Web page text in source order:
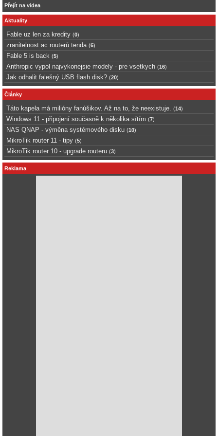
Přejít na videa
Aktuality
Fable uz len za kredity (0)
zranitelnost ac routerů tenda (6)
Fable 5 is back (5)
Anthropic vypol najvykonejsie modely - pre vsetkych (16)
Jak odhalit falešný USB flash disk? (20)
Články
Táto kapela má milióny fanúšikov. Až na to, že neexistuje. (14)
Windows 11 - připojení současně k několika sítím (7)
NAS QNAP - výměna systémového disku (10)
MikroTik router 11 - tipy (5)
MikroTik router 10 - upgrade routeru (3)
Reklama